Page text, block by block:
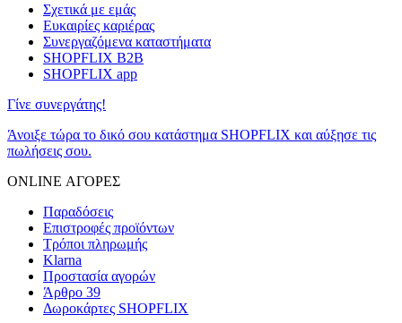
Σχετικά με εμάς
Ευκαιρίες καριέρας
Συνεργαζόμενα καταστήματα
SHOPFLIX B2B
SHOPFLIX app
Γίνε συνεργάτης!
Άνοιξε τώρα το δικό σου κατάστημα SHOPFLIX και αύξησε τις
πωλήσεις σου.
ONLINE ΑΓΟΡΕΣ
Παραδόσεις
Επιστροφές προϊόντων
Τρόποι πληρωμής
Klarna
Προστασία αγορών
Άρθρο 39
Δωροκάρτες SHOPFLIX